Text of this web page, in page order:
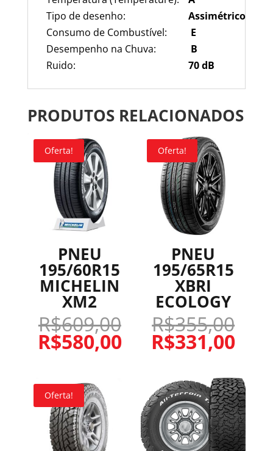
Tipo de desenho:
Assimétrico
Consumo de Combustível:
E
Desempenho na Chuva:
B
Ruido:
70dB
PRODUTOS RELACIONADOS
Oferta!
PNEU
195/60R15
MICHELIN
XM2
R$609,00
R$580,00
Oferta!
PNEU
195/65R15
XBRI
ECOLOGY
R$355,00
R$331,00
Oferta!